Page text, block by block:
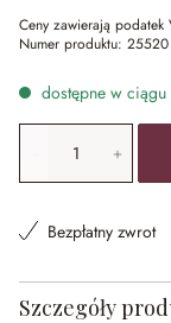
Ceny zawierają podatek
Numer produktu: 25520
dostępne w
Ilość
Bezpłatny zwrot
Szczegóły